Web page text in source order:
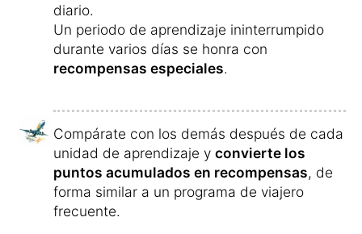
diario.
Un periodo de aprendizaje ininterrumpido
durante varios días se honra con
recompensas especiales.
Compárate con los demás después de cada
unidad de aprendizaje y convierte los
puntos acumulados en recompensas, de
forma similar a un programa de viajero
frecuente.